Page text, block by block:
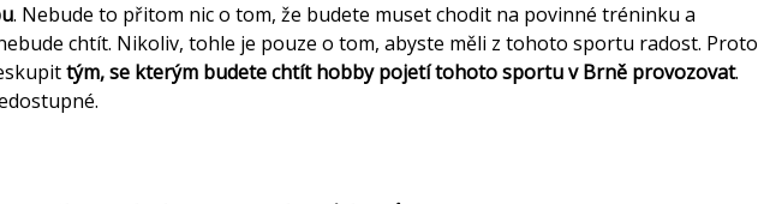
. Nebude to přitom nic o tom, že budete muset chodit na povinné tréninku a
chtít. Nikoliv, tohle je pouze o tom, abyste měli z tohoto sportu radost. Proto
tým, se kterým budete chtít hobby pojetí tohoto sportu v Brně provozovat.